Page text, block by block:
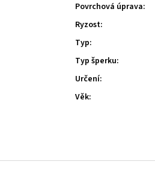
Povrchová úprava:
Ryzost:
Typ:
Typ šperku:
Určení:
Věk: